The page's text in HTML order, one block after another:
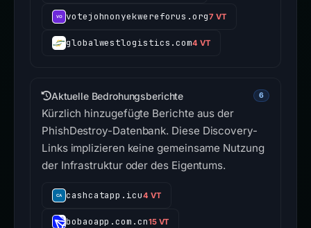
votejohnonyekwereforus.org7 VT
globalwestlogistics.com4 VT
Aktuelle Bedrohungsberichte 6
Kürzlich hinzugefügte Berichte aus der
PhishDestroy-Datenbank. Diese Discovery-
Links implizieren keine gemeinsame Nutzung
der Infrastruktur oder des Eigentums.
cashcatapp.icu4 VT
bobaoapp.com.cn15 VT